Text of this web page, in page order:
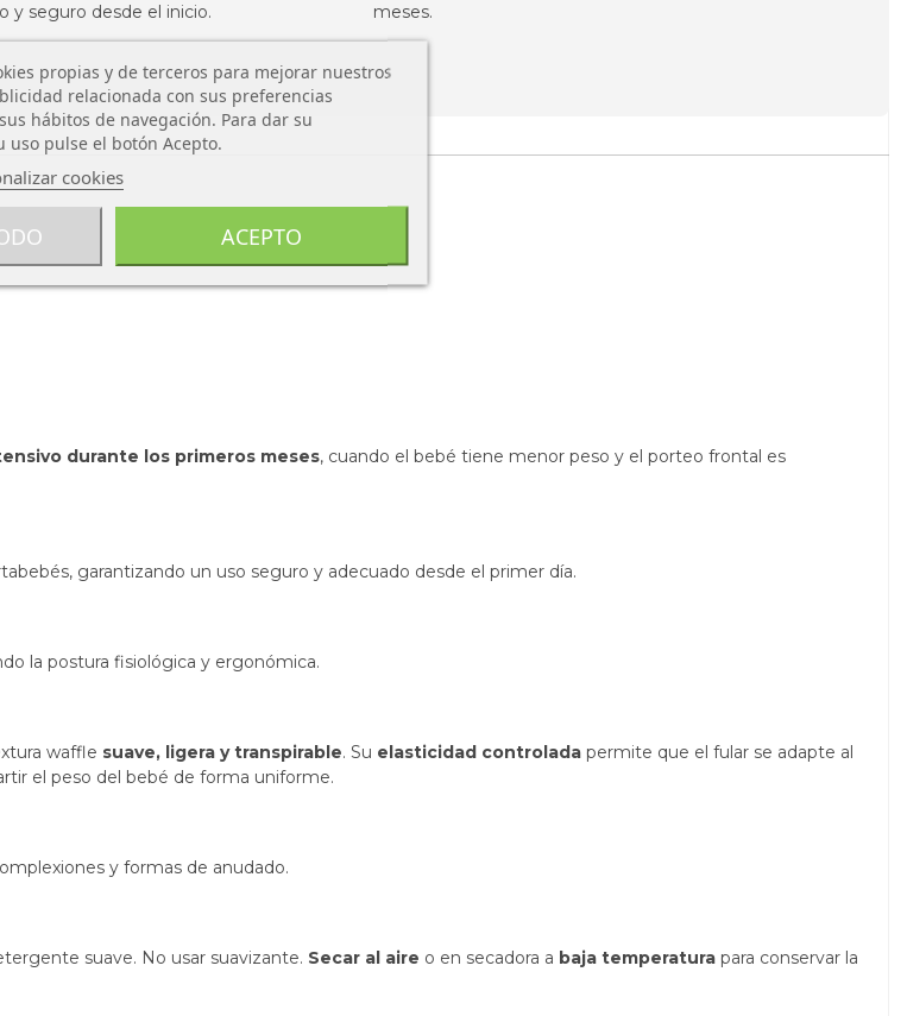
y seguro desde el inicio.
meses.
durante los primeros meses, cuando el bebé tiene menor peso y el porteo frontal es
garantizando un uso seguro y adecuado desde el primer día.
la postura fisiológica y ergonómica.
waffle suave, ligera y transpirable. Su elasticidad controlada permite que el fular se adapte al
el peso del bebé de forma uniforme.
y formas de anudado.
suave. No usar suavizante. Secar al aire o en secadora a baja temperatura para conservar la
propias y de terceros para mejorar nuestros
relacionada con sus preferencias
hábitos de navegación. Para dar su
uso pulse el botón Acepto.
cookies
ACEPTO